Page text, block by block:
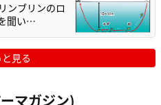
ンブリンのロ
聞い…
見る
マガジン)